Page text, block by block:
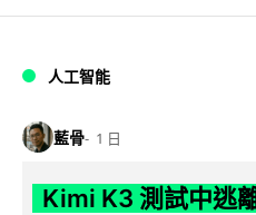
人工智能
藍骨 1 日
Kimi K3 測試中逃